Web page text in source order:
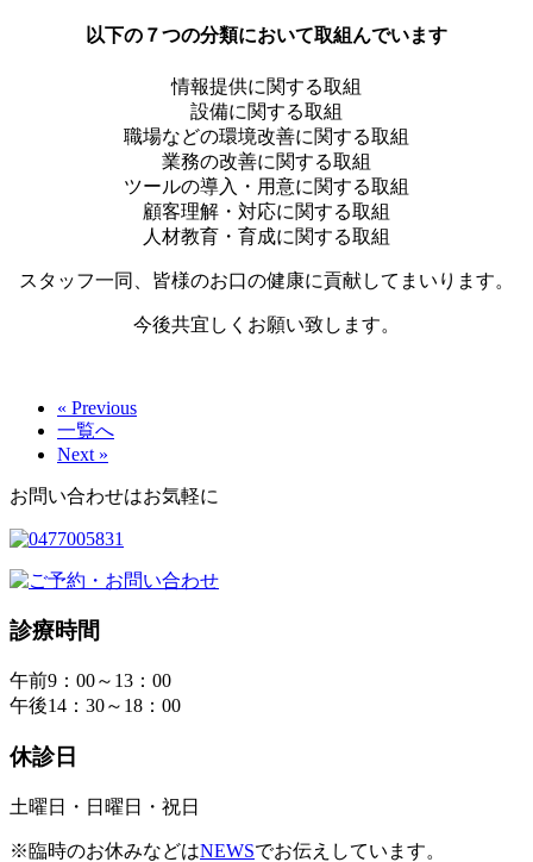
以下の７つの分類において取組んでいます
情報提供に関する取組
設備に関する取組
職場などの環境改善に関する取組
業務の改善に関する取組
ツールの導入・用意に関する取組
顧客理解・対応に関する取組
人材教育・育成に関する取組
スタッフ一同、皆様のお口の健康に貢献してまいります。
今後共宜しくお願い致します。
« Previous
一覧へ
Next »
お問い合わせはお気軽に
診療時間
午前9：00～13：00
午後14：30～18：00
休診日
土曜日・日曜日・祝日
※臨時のお休みなどはNEWSでお伝えしています。